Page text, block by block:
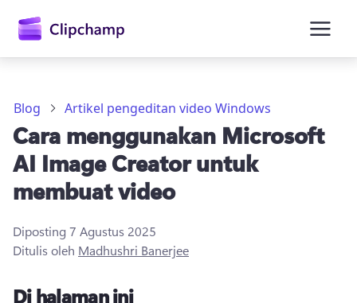
utama
Masuk
Blog Artikel pengeditan video Windows
Cara menggunakan Microsoft
AI Image Creator untuk
membuat video
Diposting 7 Agustus 2025
Ditulis oleh Madhushri Banerjee
Di halaman ini